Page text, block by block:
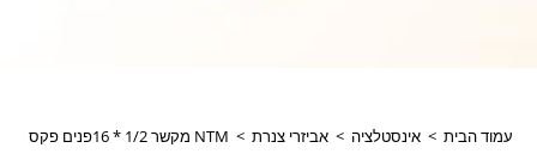
עמוד הבית > אינסטלציה > אביזרי צנרת > NTM מקשר 1/2 * 16פנים פקס נטול עופרת